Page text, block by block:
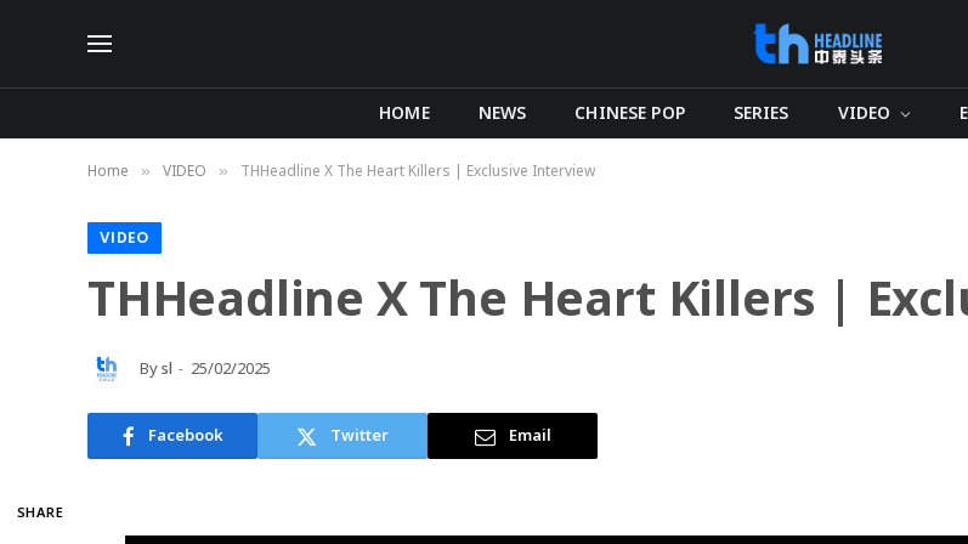
HOME NEWS CHINESE POP SERIES VIDEO
Home » VIDEO » THHeadline X The Heart Killers | Exclusive Interview
VIDEO
THHeadline X The Heart Killers |
Bysl 25/02/2025
Facebook Twitter Email
SHARE